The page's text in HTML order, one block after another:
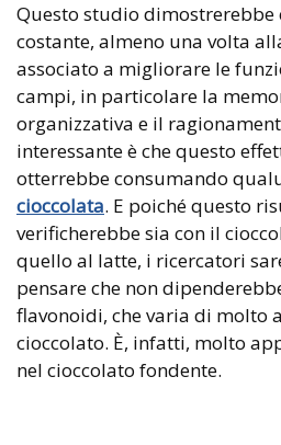
Questo studio dimostrerebbe
costante, almeno una volta
associato a migliorare le
campi, in particolare la
organizzativa e il
interessante è che questo
otterrebbe consumando
cioccolata. E poiché questo
verificherebbe sia con il
quello al latte, i ricercatori
pensare che non
flavonoidi, che varia di molto
cioccolato. È, infatti, molto
nel cioccolato fondente.